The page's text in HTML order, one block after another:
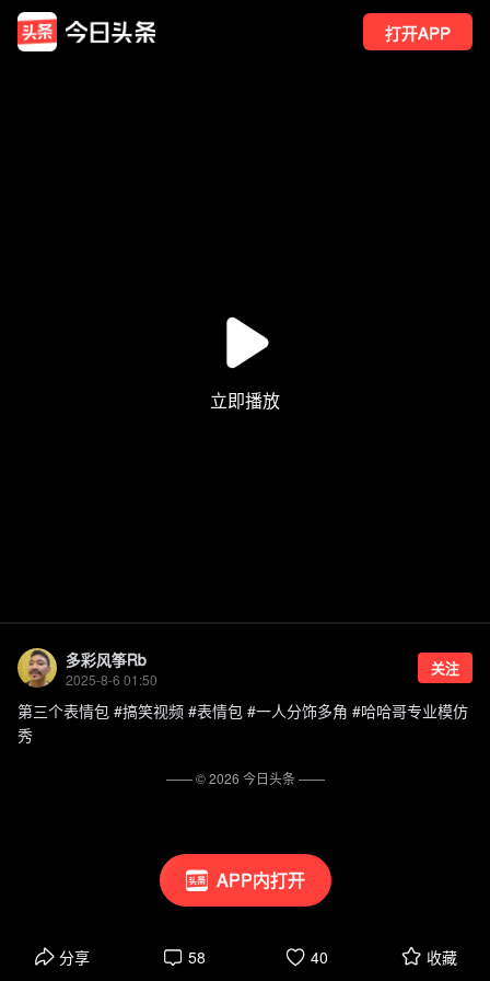
打开APP
APP内打开
多彩风筝Rb
2025-8-6 01:50
关注
第三个表情包 #搞笑视频 #表情包 #一人分饰多角 #哈哈哥专业模仿
秀
分享 58 40 收藏
—— ©2026 今日头条——